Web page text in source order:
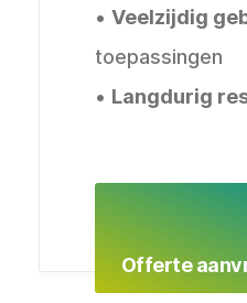
• Veelzijdig
toepassingen
• Langdurig
Offerte